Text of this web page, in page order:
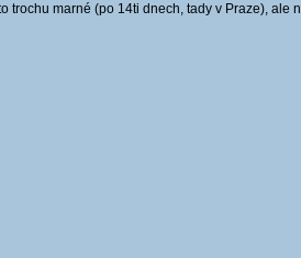
trochu marné (po 14ti dnech, tady v Praze), ale